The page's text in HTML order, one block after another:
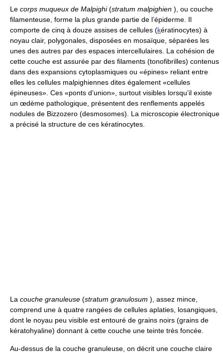
Le corps muqueux de Malpighi(stratum malpighien ), ou couche
filamenteuse, forme la plus grande partie de l’épiderme. Il
comporte de cinq à douze assises de cellules (kératinocytes) à
noyau clair, polygonales, disposées en mosaïque, séparées les
unes des autres par des espaces intercellulaires. La cohésion de
cette couche est assurée par des filaments (tonofibrilles) contenus
dans des expansions cytoplasmiques ou «épines» reliant entre
elles les cellules malpighiennes dites également «cellules
épineuses». Ces «ponts d’union», surtout visibles lorsqu’il existe
un œdème pathologique, présentent des renflements appelés
nodules de Bizzozero (desmosomes). La microscopie électronique
a précisé la structure de ces kératinocytes.
La couche granuleuse (stratum granulosum ), assez mince,
comprend une à quatre rangées de cellules aplaties, losangiques,
dont le noyau peu visible est entouré de grains noirs (grains de
kératohyaline) donnant à cette couche une teinte très foncée.
Au-dessus de la couche granuleuse, on décrit une couche claire